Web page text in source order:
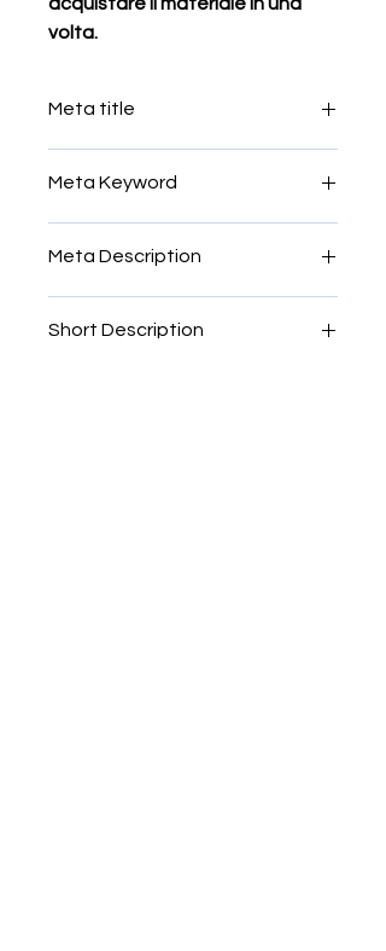
volta.
Meta title
Meta Keyword
Tessere smalti per mosaico miscela,
in vetro di murano,venezia
Meta Description
Tessere smalti per mosaico miscela,
Short Description